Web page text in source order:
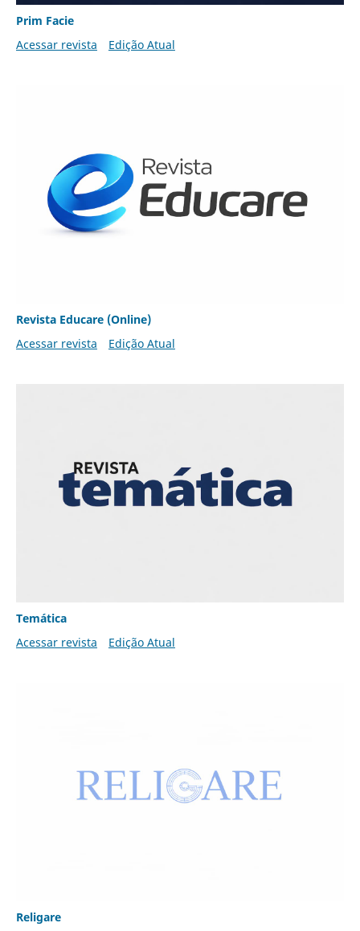
Prim Facie
Acessar revista
Edição Atual
Revista Educare (Online)
Acessar revista
Edição Atual
Temática
Acessar revista
Edição Atual
Religare